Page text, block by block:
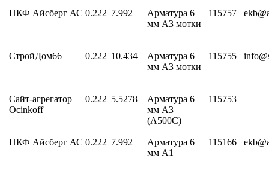
ПКФ Айсберг АС 0.222 7.992
Арматура 6
мм А3 мотки
115757
СтройДом66 0.222 10.434
Арматура 6
мм А3 мотки
115755
Сайт-агрегатор
Ocinkoff
0.222 5.5278
Арматура 6
мм А3
(А500С)
115753
ПКФ Айсберг АС 0.222 7.992
Арматура 6
мм А1
115166